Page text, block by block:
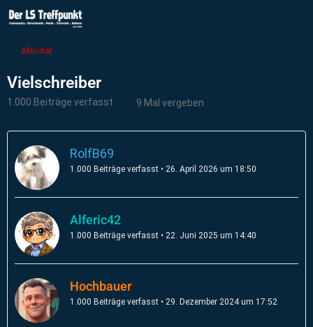
Aktivität
Vielschreiber
1.000 Beiträge verfasst 9 Mal vergeben
RolfB69
1.000 Beiträge verfasst 26. April 2026 um 18:50
Alferic42
1.000 Beiträge verfasst 22. Juni 2025 um 14:40
Hochbauer
1.000 Beiträge verfasst 29. Dezember 2024 um 17:52